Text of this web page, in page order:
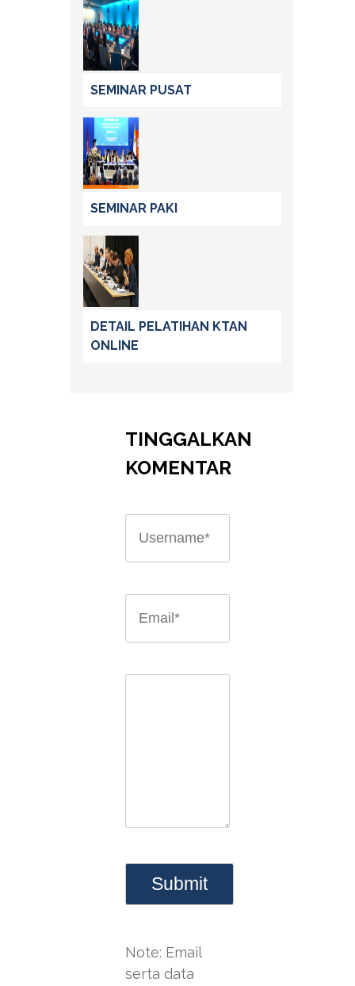
SEMINAR PUSAT
SEMINAR PAKI
DETAIL PELATIHAN KTAN
ONLINE
TINGGALKAN
KOMENTAR
Note: Email
serta data